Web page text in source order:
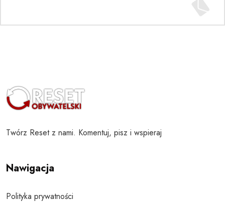
Twórz Reset z nami. Komentuj, pisz i wspieraj
Nawigacja
Polityka prywatności